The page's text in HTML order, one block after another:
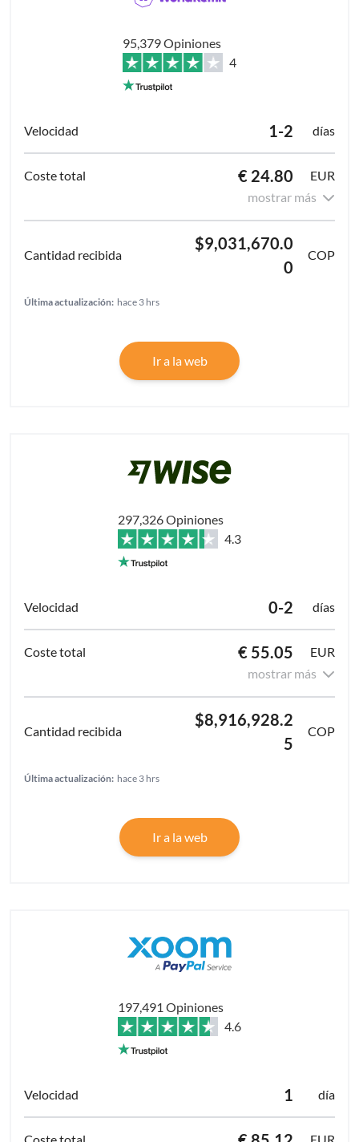
95,379 Opiniones
4
1-2 días
€ 24.80
EUR
mostrar más
$9,031,670.0
0
COP
Última actualización: hace 3 hrs
Ir a la web
297,326 Opiniones
4.3
0-2 días
€ 55.05
EUR
mostrar más
$8,916,928.2
5
COP
Última actualización: hace 3 hrs
Ir a la web
197,491 Opiniones
4.6
1 día